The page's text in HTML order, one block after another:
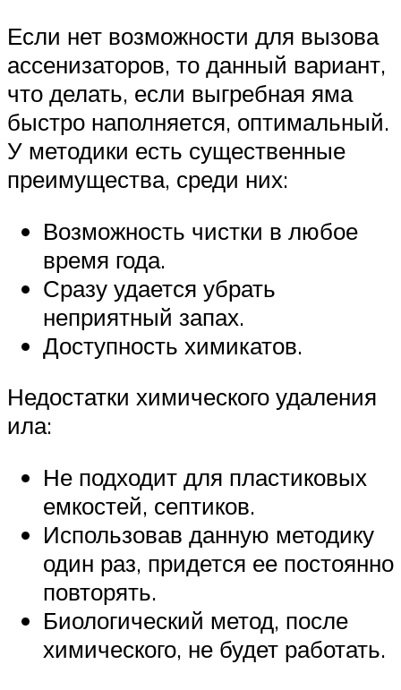
Если нет возможности для вызова
ассенизаторов, то данный вариант,
что делать, если выгребная яма
быстро наполняется, оптимальный.
У методики есть существенные
преимущества, среди них:
Возможность чистки в любое
время года.
Сразу удается убрать
неприятный запах.
Доступность химикатов.
Недостатки химического удаления
ила:
Не подходит для пластиковых
емкостей, септиков.
Использовав данную методику
один раз, придется ее постоянно
повторять.
Биологический метод, после
химического, не будет работать.